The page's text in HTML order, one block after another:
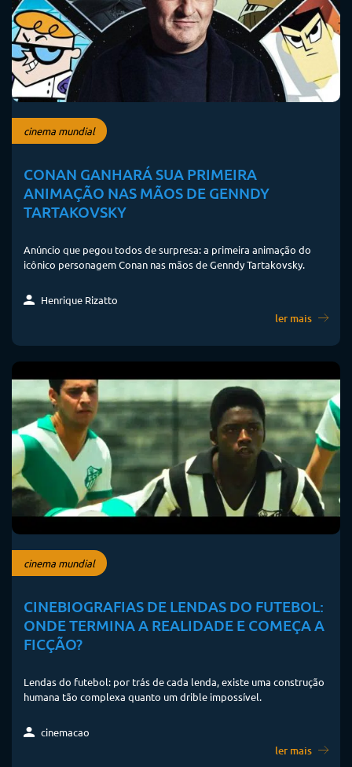
cinema mundial
CONAN GANHARÁ SUA PRIMEIRA
ANIMAÇÃO NAS MÃOS DE GENNDY
TARTAKOVSKY
Anúncio que pegou todos de surpresa: a primeira animação do
icônico personagem Conan nas mãos de Genndy Tartakovsky.
Henrique Rizatto
ler mais
cinema mundial
CINEBIOGRAFIAS DE LENDAS DO FUTEBOL:
ONDE TERMINA A REALIDADE E COMEÇA A
FICÇÃO?
Lendas do futebol: por trás de cada lenda, existe uma construção
humana tão complexa quanto um drible impossível.
cinemacao
ler mais